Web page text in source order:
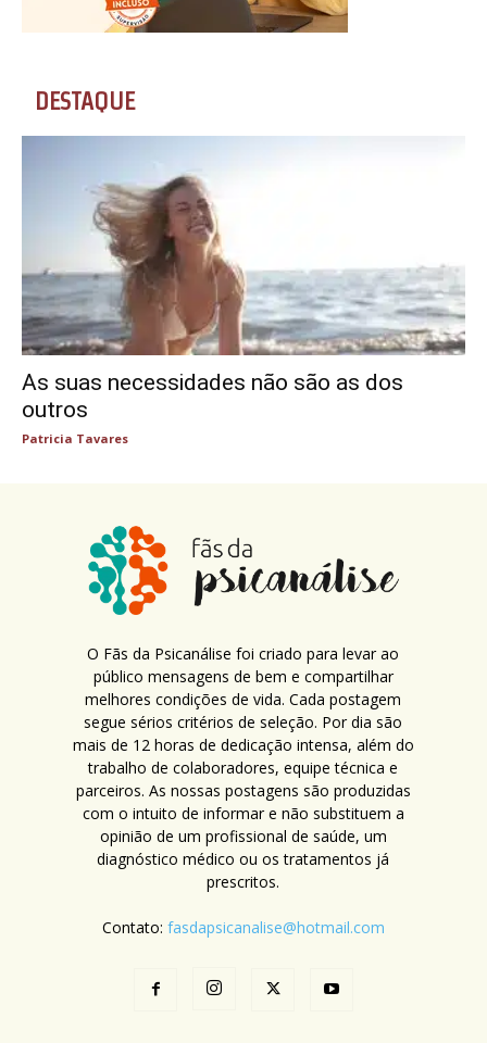
DESTAQUE
As suas necessidades não são as dos
outros
Patricia Tavares
O Fãs da Psicanálise foi criado para levar ao
público mensagens de bem e compartilhar
melhores condições de vida. Cada postagem
segue sérios critérios de seleção. Por dia são
mais de 12 horas de dedicação intensa, além do
trabalho de colaboradores, equipe técnica e
parceiros. As nossas postagens são produzidas
com o intuito de informar e não substituem a
opinião de um profissional de saúde, um
diagnóstico médico ou os tratamentos já
prescritos.
Contato: fasdapsicanalise@hotmail.com